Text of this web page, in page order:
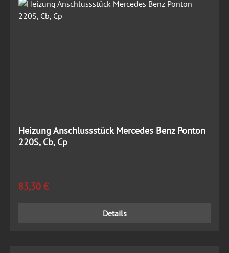
Heizung Anschlussstück Mercedes Benz Ponton
220S, Cb, Cp
Regulärer Preis:
83,30 €
Details